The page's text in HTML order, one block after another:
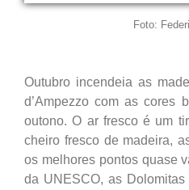
Foto:
Outubro incendeia as
d’Ampezzo com as cores
outono. O ar fresco é um
cheiro fresco de madeira,
os melhores pontos quase
da UNESCO, as